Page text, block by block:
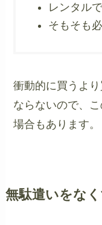
レンタル
そもそも
衝動的に買うよ
ならないので、
場合もあります。
無駄遣いをな